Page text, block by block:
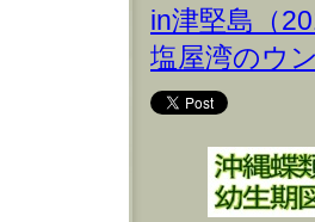
in津堅島（
塩屋湾のウ